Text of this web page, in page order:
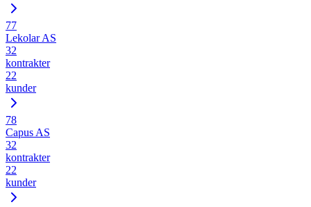
77
Lekolar AS
32
kontrakter
22
kunder
78
Capus AS
32
kontrakter
22
kunder